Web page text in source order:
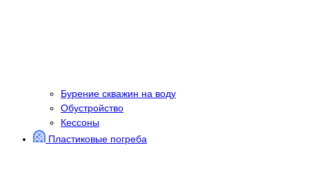
Бурение скважин на воду
Обустройство
Кессоны
Пластиковые погреба